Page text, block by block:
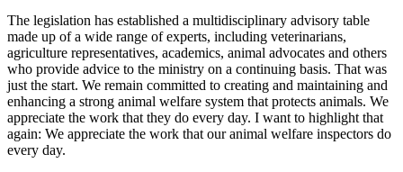
The legislation has established a multidisciplinary advisory table
made up of a wide range of experts, including veterinarians,
agriculture representatives, academics, animal advocates and others
who provide advice to the ministry on a continuing basis. That was
just the start. We remain committed to creating and maintaining and
enhancing a strong animal welfare system that protects animals. We
appreciate the work that they do every day. I want to highlight that
again: We appreciate the work that our animal welfare inspectors do
every day.